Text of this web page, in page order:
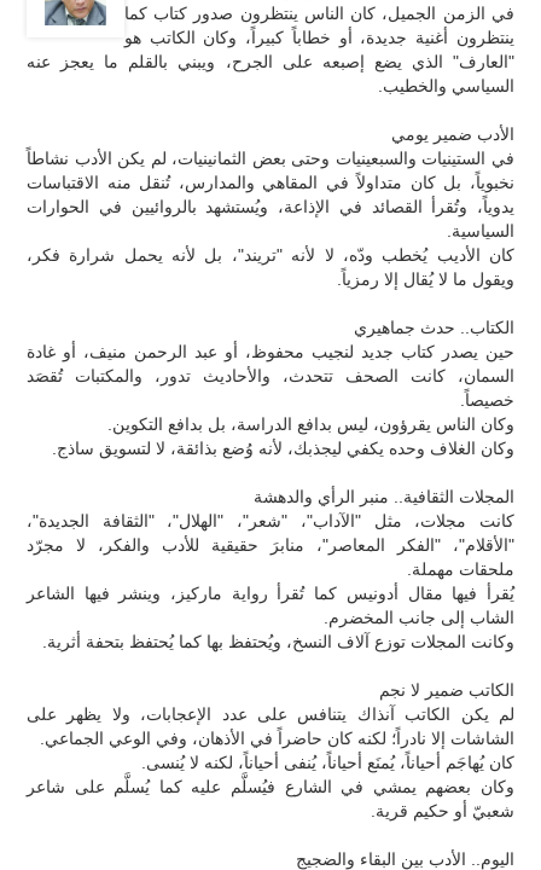
في الزمن الجميل، كان الناس ينتظرون صدور كتاب كما
ينتظرون أغنية جديدة، أو خطاباً كبيراً، وكان الكاتب هو
"العارف" الذي يضع إصبعه على الجرح، ويبني بالقلم ما يعجز عنه
السياسي والخطيب.
الأدب ضمير يومي
في الستينيات والسبعينيات وحتى بعض الثمانينيات، لم يكن الأدب نشاطاً
نخبوياً، بل كان متداولاً في المقاهي والمدارس، تُنقل منه الاقتباسات
يدوياً، وتُقرأ القصائد في الإذاعة، ويُستشهد بالروائيين في الحوارات
السياسية.
كان الأديب يُخطب ودّه، لا لأنه "تريند"، بل لأنه يحمل شرارة فكر،
ويقول ما لا يُقال إلا رمزياً.
الكتاب.. حدث جماهيري
حين يصدر كتاب جديد لنجيب محفوظ، أو عبد الرحمن منيف، أو غادة
السمان، كانت الصحف تتحدث، والأحاديث تدور، والمكتبات تُقصَد
خصيصاً.
وكان الناس يقرؤون، ليس بدافع الدراسة، بل بدافع التكوين.
وكان الغلاف وحده يكفي ليجذبك، لأنه وُضع بذائقة، لا لتسويق ساذج.
المجلات الثقافية.. منبر الرأي والدهشة
كانت مجلات، مثل "الآداب"، "شعر"، "الهلال"، "الثقافة الجديدة"،
"الأقلام"، "الفكر المعاصر"، منابرَ حقيقية للأدب والفكر، لا مجرّد
ملحقات مهملة.
يُقرأ فيها مقال أدونيس كما تُقرأ رواية ماركيز، وينشر فيها الشاعر
الشاب إلى جانب المخضرم.
وكانت المجلات توزع آلاف النسخ، ويُحتفظ بها كما يُحتفظ بتحفة أثرية.
الكاتب ضمير لا نجم
لم يكن الكاتب آنذاك يتنافس على عدد الإعجابات، ولا يظهر على
الشاشات إلا نادراً؛ لكنه كان حاضراً في الأذهان، وفي الوعي الجماعي.
كان يُهاجَم أحياناً، يُمنَع أحياناً، يُنفى أحياناً، لكنه لا يُنسى.
وكان بعضهم يمشي في الشارع فيُسلَّم عليه كما يُسلَّم على شاعر
شعبيّ أو حكيم قرية.
اليوم.. الأدب بين البقاء والضجيج